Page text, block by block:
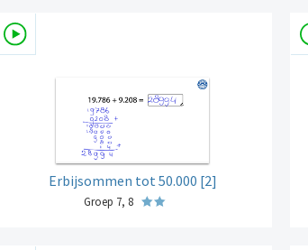
Erbijsommen tot 50.000 [2]
Groep 7, 8